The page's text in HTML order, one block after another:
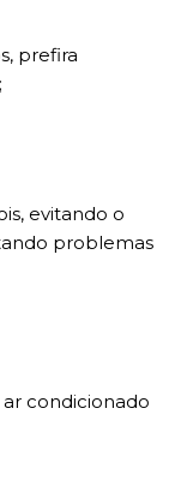
prefira
evitando o
problemas
condicionado